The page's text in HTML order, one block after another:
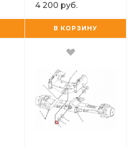
48x65x19
4 200 руб.
В КОРЗИНУ